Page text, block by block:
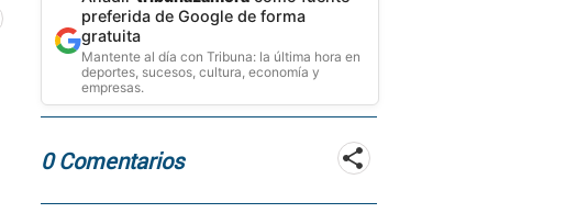
preferida de Google de forma
gratuita
Mantente al día con Tribuna: la última hora en
deportes, sucesos, cultura, economía y
empresas.
0 Comentarios